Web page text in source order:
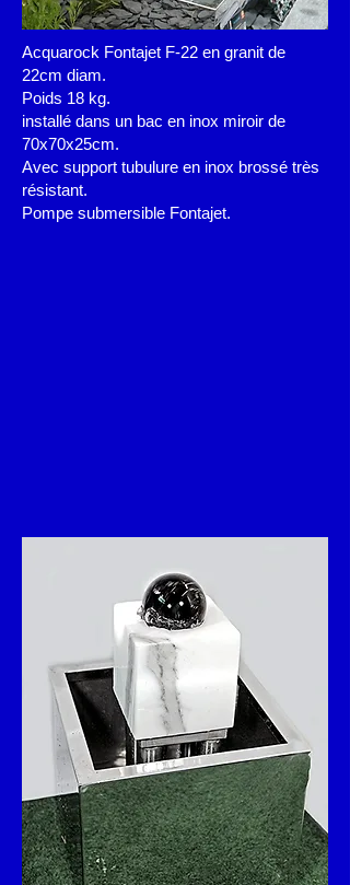
Acquarock Fontajet F-22 en granit de
22cm diam.
Poids 18 kg.
installé dans un bac en inox miroir de
70x70x25cm.
Avec support tubulure en inox brossé très
résistant.
Pompe submersible Fontajet.